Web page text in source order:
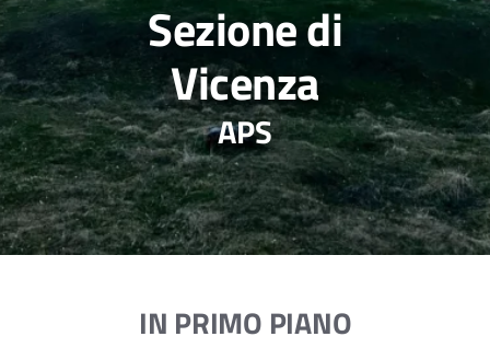
Sezione di
Vicenza
APS
IN PRIMO PIANO